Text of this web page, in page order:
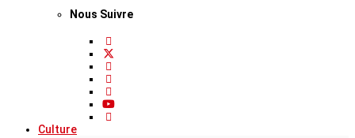
Nous Suivre
Culture